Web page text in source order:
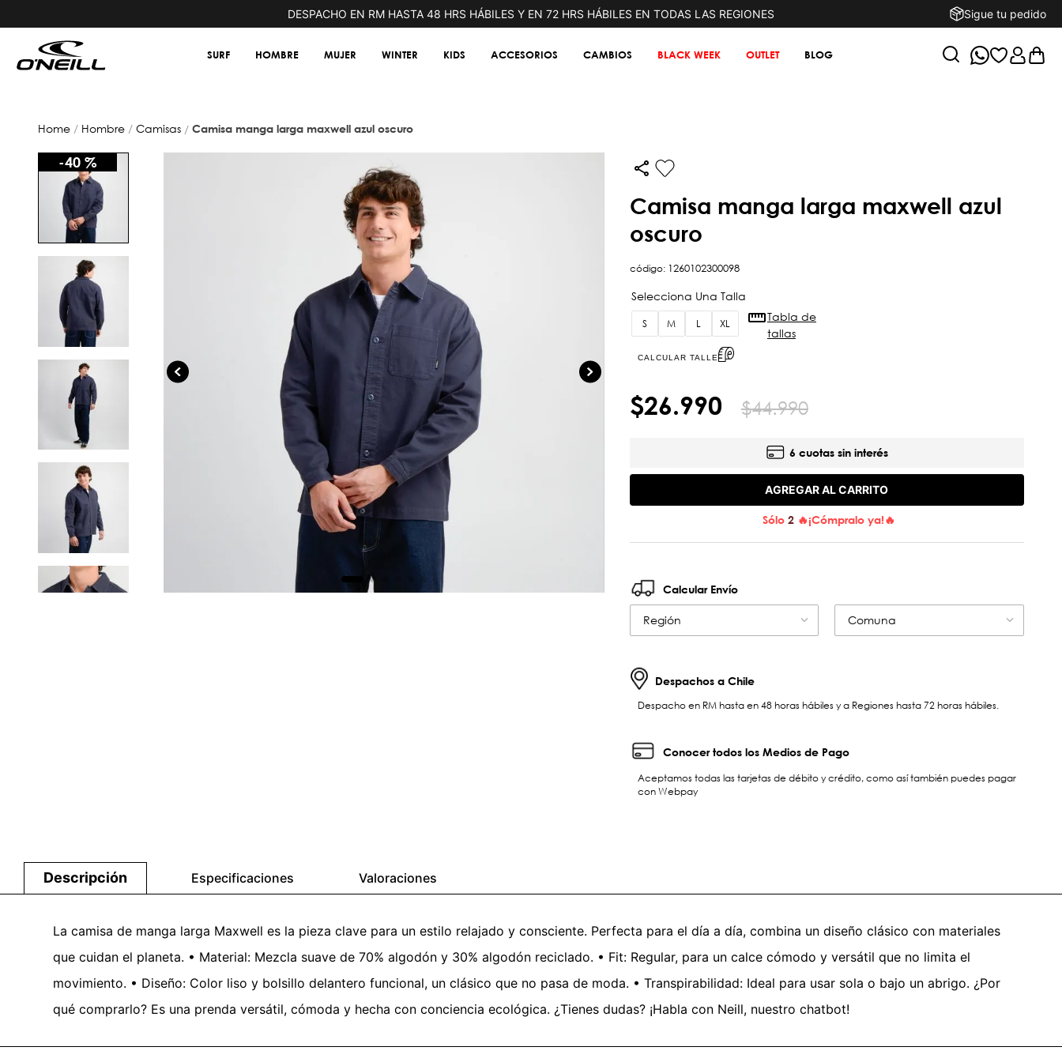
DESPACHO EN RM HASTA 48 HRS HÁBILES Y EN 72 HRS HÁBILES EN TODAS LAS REGIONES Sigue tu pedido
SURF HOMBRE MUJER WINTER KIDS ACCESORIOS CAMBIOS BLACK WEEK OUTLET BLOG
hombre camisas camisa manga larga maxwell azul oscuro
-40 %
camisa manga larga maxwell azul
oscuro
código: 1260102300098
S M L XL
CALCULAR TALLE
Tabla de
tallas
$26.990 $44.990
6 cuotas sin interés
AGREGAR AL CARRITO
Sólo 2🔥¡Cómpralo ya!🔥
Calcular Envío
Región Comuna
Despachos a Chile
Despacho en RM hasta en 48 horas hábiles y a Regiones hasta 72 horas hábiles.
Conocer todos los Medios de Pago
Aceptamos todas las tarjetas de débito y crédito, como así también puedes pagar
con Webpay
Descripción Especificaciones Valoraciones
La camisa de manga larga Maxwell es la pieza clave para un estilo relajado y consciente. Perfecta para el día a día, combina un diseño clásico con materiales
que cuidan el planeta. • Material: Mezcla suave de 70% algodón y 30% algodón reciclado. • Fit: Regular, para un calce cómodo y versátil que no limita el
movimiento. • Diseño: Color liso y bolsillo delantero funcional, un clásico que no pasa de moda. • Transpirabilidad: Ideal para usar sola o bajo un abrigo. ¿Por
qué comprarlo? Es una prenda versátil, cómoda y hecha con conciencia ecológica. ¿Tienes dudas? ¡Habla con Neill, nuestro chatbot!